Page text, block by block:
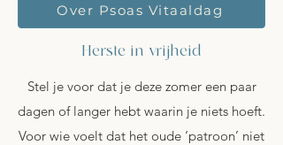
Over Psoas Vitaaldag
Herste in vrijheid
Stel je voor dat je deze zomer een paar
dagen of langer hebt waarin je niets hoeft.
Voor wie voelt dat het oude ‘patroon’ niet